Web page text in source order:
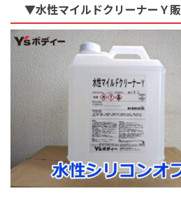
▼水性マイルドクリーナーＹ